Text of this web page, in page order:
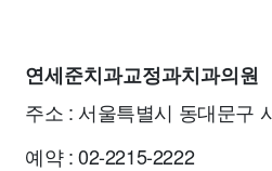
연세준치과교정과치과의원
주소 : 서울특별시 동대문구
예약 : 02-2215-2222